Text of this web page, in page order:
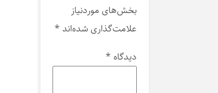
بخش‌های موردنیاز
علامت‌گذاری شده‌اند *
دیدگاه *